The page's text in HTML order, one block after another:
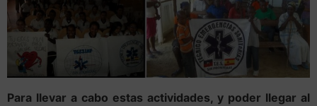
Para llevar a cabo estas actividades, y poder llegar al